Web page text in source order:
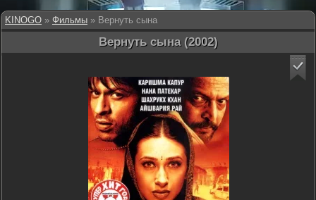
KINOGO » Фильмы » Вернуть сына
Вернуть сына (2002)